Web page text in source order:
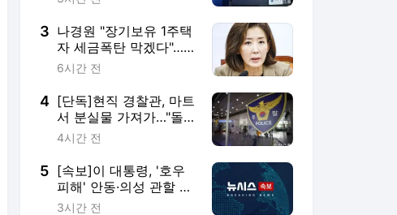
3 나경원 "장기보유 1주택
자 세금폭탄 막겠다"…
소득세법 개정안 발의
6시간 전
4 [단독]현직 경찰관, 마트
서 분실물 가져가…"돌
려주려했다"
4시간 전
5 [속보]이 대통령, '호우
피해' 안동·의성 관할 4
개 면 특별재난지역 선
3시간 전